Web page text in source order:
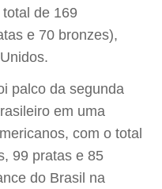
de 169
e 70 bronzes),
palco da segunda
em uma
com o total
99 pratas e 85
do Brasil na